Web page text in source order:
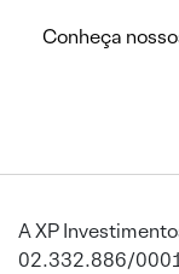
Conheça
A XP
02.332.886/